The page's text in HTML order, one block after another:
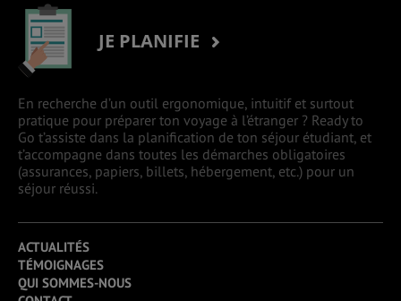
JE PLANIFIE
En recherche d’un outil ergonomique, intuitif et surtout
pratique pour préparer ton voyage à l’étranger ? Ready to
Go t’assiste dans la planification de ton séjour étudiant, et
t’accompagne dans toutes les démarches obligatoires
(assurances, papiers, billets, hébergement, etc.) pour un
séjour réussi.
ACTUALITÉS
TÉMOIGNAGES
QUI SOMMES-NOUS